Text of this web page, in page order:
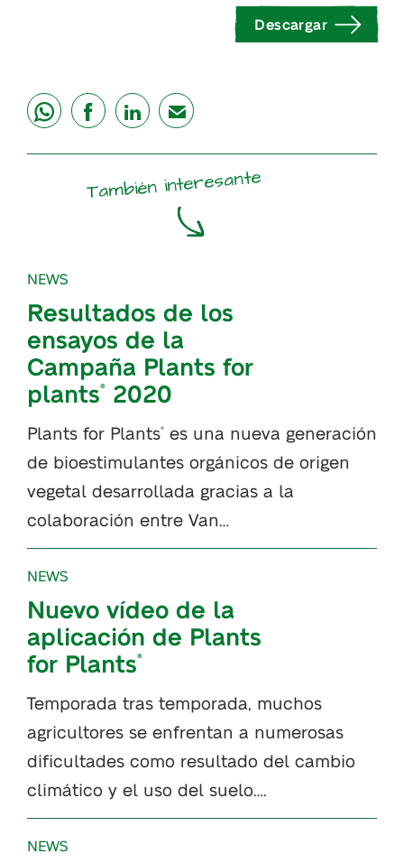
Descargar
share share share mail
También interesante
NEWS
Resultados de los
ensayos de la
Campaña Plants for
plants® 2020
Plants for Plants®
es una nueva generación
de bioestimulantes orgánicos de origen
vegetal desarrollada gracias a la
colaboración entre Van…
NEWS
Nuevo vídeo de la
aplicación de Plants
for Plants®
Temporada tras temporada, muchos
agricultores se enfrentan a numerosas
dificultades como resultado del cambio
climático y el uso del suelo….
NEWS